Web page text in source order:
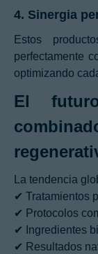
4. Sinergia
Estos
perfectamente
optimizando
El
La tendencia
✔ Tratamientos
✔ Protocolos
✔ Ingredientes
✔ Resultados